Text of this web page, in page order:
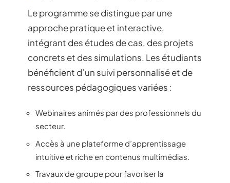
Le programme se distingue par une
approche pratique et interactive,
intégrant des études de cas, des projets
concrets et des simulations. Les étudiants
bénéficient d’un suivi personnalisé et de
ressources pédagogiques variées :
Webinaires animés par des professionnels du
secteur.
Accès à une plateforme d’apprentissage
intuitive et riche en contenus multimédias.
Travaux de groupe pour favoriser la